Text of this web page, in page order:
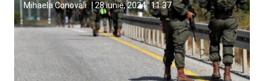
Mihaela Conovali |28 iunie, 2024 11:37